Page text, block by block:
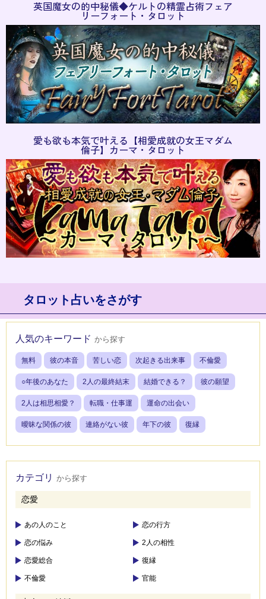
英国魔女の的中秘儀◆ケルトの精霊占術フェア
リーフォート・タロット
愛も欲も本気で叶える【相愛成就の女王マダム
倫子】カーマ・タロット
タロット占いをさがす
人気のキーワード から探す
無料 彼の本音 苦しい恋 次起きる出来事 不倫愛
○年後のあなた 2人の最終結末 結婚できる？ 彼の願望
2人は相思相愛？ 転職・仕事運 運命の出会い
曖昧な関係の彼 連絡がない彼 年下の彼 復縁
カテゴリ から探す
恋愛
あの人のこと 恋の行方
恋の悩み 2人の相性
恋愛総合 復縁
不倫愛 官能